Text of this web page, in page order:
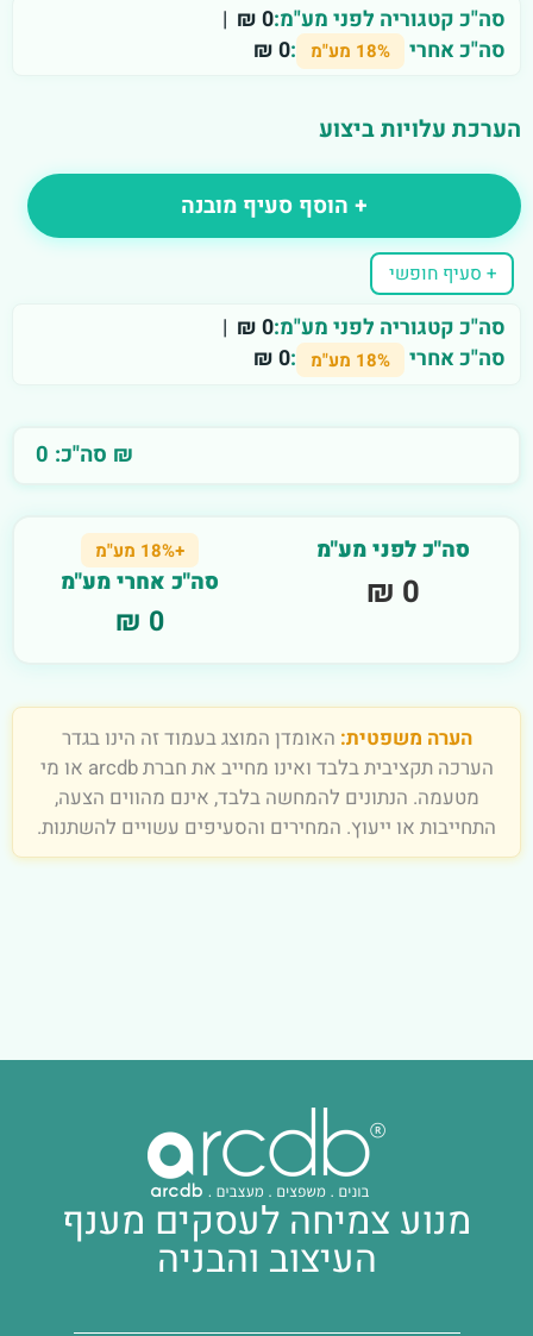
סה"כ קטגוריה לפני מע"מ:0 ₪
|
סה"כ אחרי
18% מע"מ :
0 ₪
הערכת עלויות ביצוע
+ הוסף סעיף מובנה
+ סעיף חופשי
סה"כ קטגוריה לפני מע"מ:0 ₪
|
סה"כ אחרי
18% מע"מ :
0 ₪
סה"כ: 0 ₪
סה"כ לפני מע"מ
0 ₪
+18% מע"מ
סה"כ אחרי מע"מ
0 ₪
הערה משפטית: האומדן המוצג בעמוד זה הינו בגדר
הערכה תקציבית בלבד ואינו מחייב את חברת arcdb או מי
מטעמה. הנתונים להמחשה בלבד, אינם מהווים הצעה,
התחייבות או ייעוץ. המחירים והסעיפים עשויים להשתנות.
מנוע צמיחה לעסקים מענף
העיצוב והבניה